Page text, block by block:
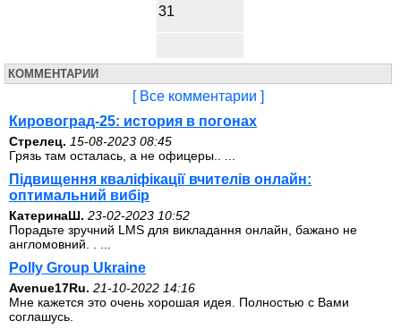
31
КОММЕНТАРИИ
[ Все комментарии ]
Кировоград-25: история в погонах
Стрелец. 15-08-2023 08:45
Грязь там осталась, а не офицеры.. ...
Підвищення кваліфікації вчителів онлайн:
оптимальний вибір
КатеринаШ. 23-02-2023 10:52
Порадьте зручний LMS для викладання онлайн, бажано не
англомовний. . ...
Polly Group Ukraine
Avenue17Ru. 21-10-2022 14:16
Мне кажется это очень хорошая идея. Полностью с Вами
соглашусь.